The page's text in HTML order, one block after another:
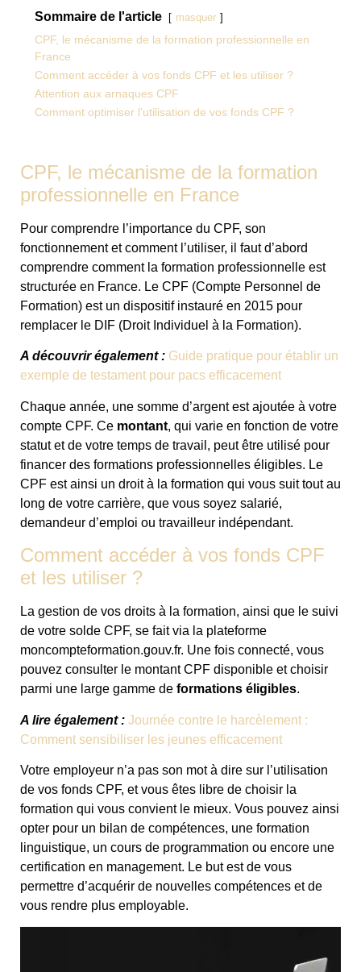
Sommaire de l'article masquer
CPF, le mécanisme de la formation professionnelle en
France
Comment accéder à vos fonds CPF et les utiliser ?
Attention aux arnaques CPF
Comment optimiser l’utilisation de vos fonds CPF ?
CPF, le mécanisme de la formation
professionnelle en France
Pour comprendre l’importance du CPF, son
fonctionnement et comment l’utiliser, il faut d’abord
comprendre comment la formation professionnelle est
structurée en France. Le CPF (Compte Personnel de
Formation) est un dispositif instauré en 2015 pour
remplacer le DIF (Droit Individuel à la Formation).
A découvrir également : Guide pratique pour établir un
exemple de testament pour pacs efficacement
Chaque année, une somme d’argent est ajoutée à votre
compte CPF. Ce montant, qui varie en fonction de votre
statut et de votre temps de travail, peut être utilisé pour
financer des formations professionnelles éligibles. Le
CPF est ainsi un droit à la formation qui vous suit tout au
long de votre carrière, que vous soyez salarié,
demandeur d’emploi ou travailleur indépendant.
Comment accéder à vos fonds CPF
et les utiliser ?
La gestion de vos droits à la formation, ainsi que le suivi
de votre solde CPF, se fait via la plateforme
moncompteformation.gouv.fr. Une fois connecté, vous
pouvez consulter le montant CPF disponible et choisir
parmi une large gamme de formations éligibles.
A lire également : Journée contre le harcèlement :
Comment sensibiliser les jeunes efficacement
Votre employeur n’a pas son mot à dire sur l’utilisation
de vos fonds CPF, et vous êtes libre de choisir la
formation qui vous convient le mieux. Vous pouvez ainsi
opter pour un bilan de compétences, une formation
linguistique, un cours de programmation ou encore une
certification en management. Le but est de vous
permettre d’acquérir de nouvelles compétences et de
vous rendre plus employable.